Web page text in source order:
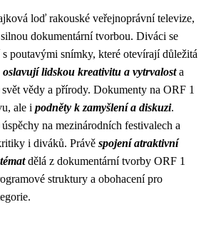
loď rakouské veřejnoprávní televize,
dokumentární tvorbou. Diváci se
poutavými snímky, které otevírají důležitá
oslavují lidskou kreativitu a vytrvalosta
vědy a přírody. Dokumenty na ORF 1
ale i podněty k zamyšlení a diskuzi.
na mezinárodních festivalech a
i diváků. Právě spojení atraktivní
dělá z dokumentární tvorby ORF 1
struktury a obohacení pro